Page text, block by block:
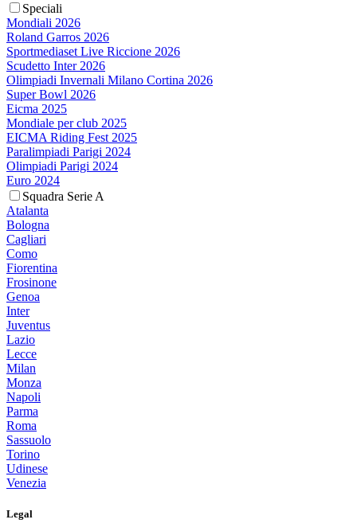
Speciali
Mondiali 2026
Roland Garros 2026
Sportmediaset Live Riccione 2026
Scudetto Inter 2026
Olimpiadi Invernali Milano Cortina 2026
Super Bowl 2026
Eicma 2025
Mondiale per club 2025
EICMA Riding Fest 2025
Paralimpiadi Parigi 2024
Olimpiadi Parigi 2024
Euro 2024
Squadra Serie A
Atalanta
Bologna
Cagliari
Como
Fiorentina
Frosinone
Genoa
Inter
Juventus
Lazio
Lecce
Milan
Monza
Napoli
Parma
Roma
Sassuolo
Torino
Udinese
Venezia
Legal